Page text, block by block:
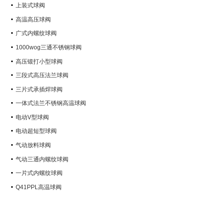
上装式球阀
高温高压球阀
广式内螺纹球阀
1000wog三通不锈钢球阀
高压锻打小型球阀
三段式高压法兰球阀
三片式承插焊球阀
一体式法兰不锈钢高温球阀
电动V型球阀
电动超短型球阀
气动放料球阀
气动三通内螺纹球阀
一片式内螺纹球阀
Q41PPL高温球阀